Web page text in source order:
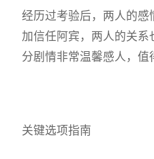
经历过考验后，两人的
加信任阿宾，两人的关
分剧情非常温馨感人，值
关键选项指南